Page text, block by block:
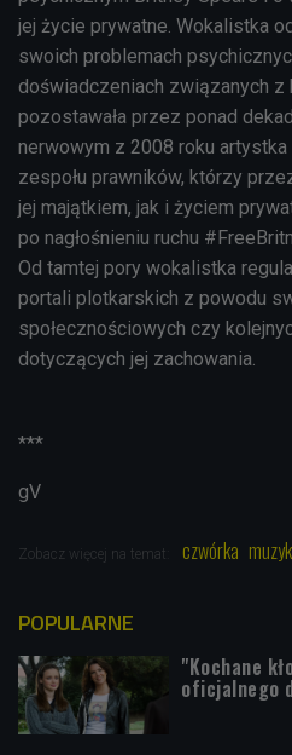
jej życie prywatne. Wokalistka
swoich problemach
doświadczeniach związanych z
pozostawała przez ponad
nerwowym z 2008 roku artystka
zespołu prawników, którzy
jej majątkiem, jak i życiem
po nagłośnieniu ruchu
Od tamtej pory wokalistka
portali plotkarskich z powodu
społecznościowych czy
dotyczących jej zachowania.
***
gV
Zobacz więcej na temat: czwórka
POPULARNE
"Kochane
oficjalnego